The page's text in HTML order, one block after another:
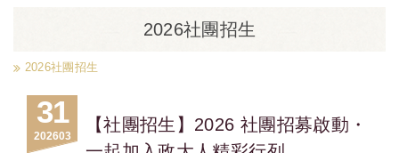
2026社團招生
2026社團招生
31
03
2026
【社團招生】2026 社團招募啟動・